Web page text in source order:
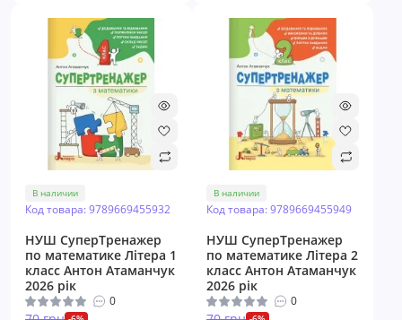
В наличии
Код товара: 9789669455932
НУШ СуперТренажер
по математике Літера 1
класс Антон Атаманчук
2026 рік
0
В наличии
Код товара: 9789669455949
НУШ СуперТренажер
по математике Літера 2
класс Антон Атаманчук
2026 рік
0